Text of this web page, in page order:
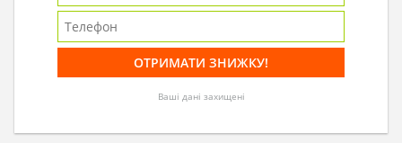
Ваші дані захищені